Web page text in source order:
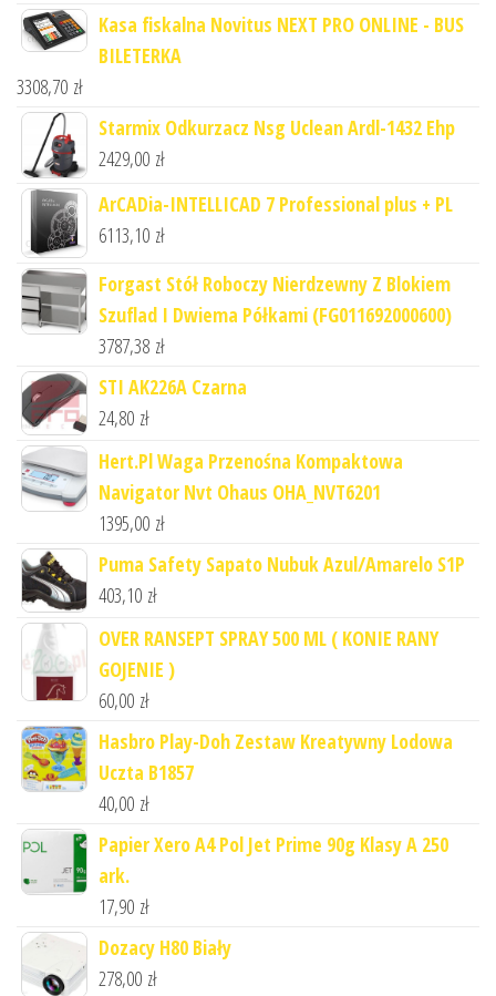
Kasa fiskalna Novitus NEXT PRO ONLINE - BUS
BILETERKA
3308,70 zł
Starmix Odkurzacz Nsg Uclean Ardl-1432 Ehp
2429,00 zł
ArCADia-INTELLICAD 7 Professional plus + PL
6113,10 zł
Forgast Stół Roboczy Nierdzewny Z Blokiem
Szuflad I Dwiema Półkami (FG011692000600)
3787,38 zł
STI AK226A Czarna
24,80 zł
Hert.Pl Waga Przenośna Kompaktowa
Navigator Nvt Ohaus OHA_NVT6201
1395,00 zł
Puma Safety Sapato Nubuk Azul/Amarelo S1P
403,10 zł
OVER RANSEPT SPRAY 500 ML ( KONIE RANY
GOJENIE )
60,00 zł
Hasbro Play-Doh Zestaw Kreatywny Lodowa
Uczta B1857
40,00 zł
Papier Xero A4 Pol Jet Prime 90g Klasy A 250
ark.
17,90 zł
Dozacy H80 Biały
278,00 zł